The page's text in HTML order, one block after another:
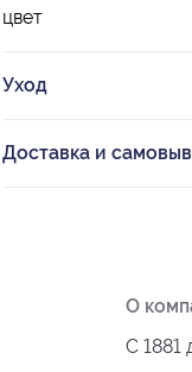
цвет
Уход
Доставка и
О
С 1881